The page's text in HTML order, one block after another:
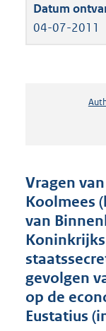
04-07-2011
Vragen
Koolmees
van
gevolgen
op de
Eustatius